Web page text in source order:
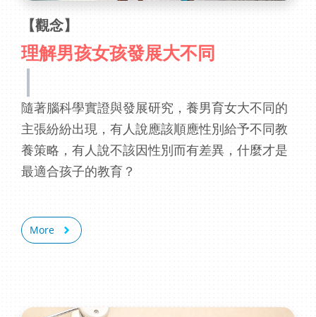
【觀念】
理解男孩女孩發展大不同
隨著腦科學實證與發展研究，養男育女大不同的
主張紛紛出現，有人說應該順應性別給予不同教
養策略，有人說不該因性別而有差異，什麼才是
最適合孩子的教育？
More